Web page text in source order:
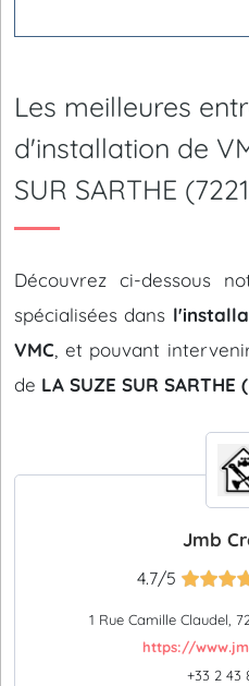
Les meilleures
d'installation de
SUR SARTHE
Découvrez ci-dessous
spécialisées dans
VMC , et pouvant
de LA SUZE SUR SARTHE
Jmb
4.7/5
1 Rue Camille Claudel,
https://
+33 2 43